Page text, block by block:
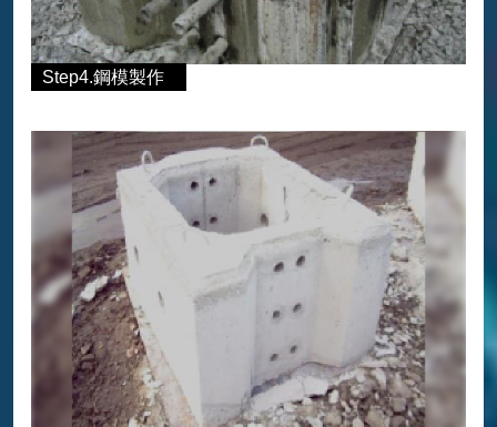
Step4.鋼模製作